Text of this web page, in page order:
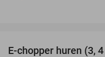
E-chopper huren (3,